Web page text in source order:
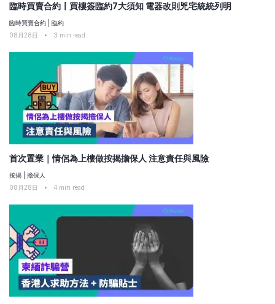
臨時買賣合約〡買樓簽臨約7大須知 電器改則兇宅統統列明
臨時買賣合約
臨約
08月28日
• 3 min read
首次置業｜情侶為上樓做按揭擔保人 注意責任與風險
按揭
擔保人
08月28日
• 4 min read